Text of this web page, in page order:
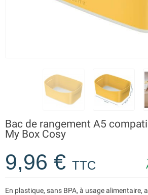
Bac de rangement A5
My Box Cosy
9,96 € TTC
En plastique, sans BPA, à usage alimentaire,